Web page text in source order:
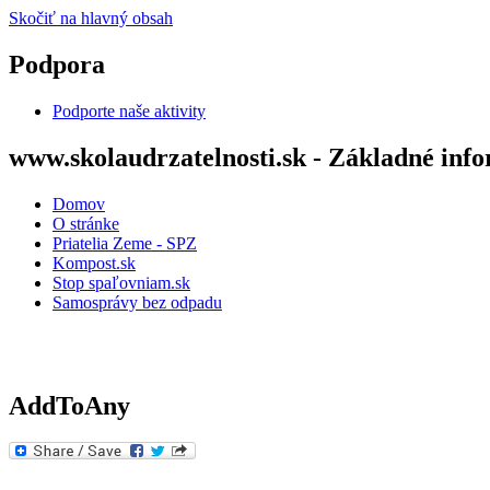
Skočiť na hlavný obsah
Podpora
Podporte naše aktivity
www.skolaudrzatelnosti.sk - Základné
Domov
O stránke
Priatelia Zeme - SPZ
Kompost.sk
Stop spaľovniam.sk
Samosprávy bez odpadu
AddToAny